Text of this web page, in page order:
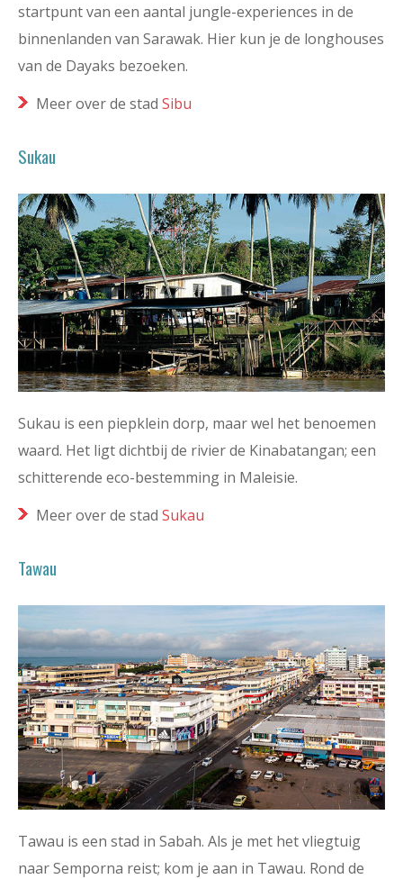
startpunt van een aantal jungle-experiences in de
binnenlanden van Sarawak. Hier kun je de longhouses
van de Dayaks bezoeken.
Meer over de stad Sibu
Sukau
Sukau is een piepklein dorp, maar wel het benoemen
waard. Het ligt dichtbij de rivier de Kinabatangan; een
schitterende eco-bestemming in Maleisie.
Meer over de stad Sukau
Tawau
Tawau is een stad in Sabah. Als je met het vliegtuig
naar Semporna reist; kom je aan in Tawau. Rond de